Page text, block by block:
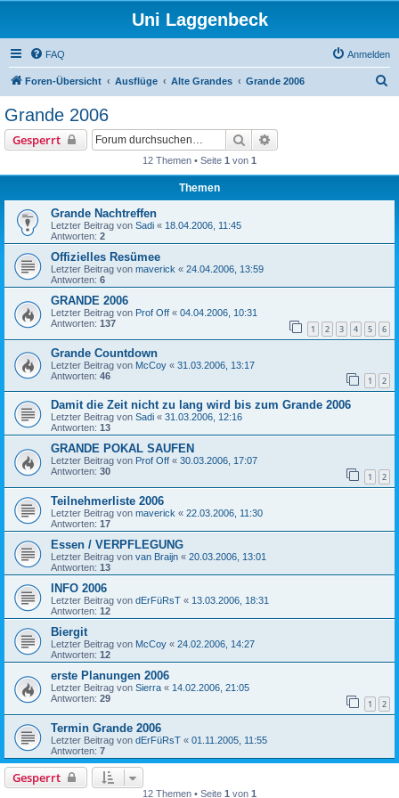
Uni Laggenbeck
FAQ Anmelden
Foren-Übersicht Ausflüge Alte Grandes Grande 2006
Grande 2006
Gesperrt Suche
12 Themen • Seite 1 von 1
Themen
Grande Nachtreffen
Letzter Beitrag von Sadi « 18.04.2006, 11:45
Antworten: 2
Offizielles Resümee
Letzter Beitrag von maverick « 24.04.2006, 13:59
Antworten: 6
GRANDE 2006
Letzter Beitrag von Prof Off « 04.04.2006, 10:31
Antworten: 137 1 2 3 4 5 6
Grande Countdown
Letzter Beitrag von McCoy « 31.03.2006, 13:17
Antworten: 46 1 2
Damit die Zeit nicht zu lang wird bis zum Grande 2006
Letzter Beitrag von Sadi « 31.03.2006, 12:16
Antworten: 13
GRANDE POKAL SAUFEN
Letzter Beitrag von Prof Off « 30.03.2006, 17:07
Antworten: 30 1 2
Teilnehmerliste 2006
Letzter Beitrag von maverick « 22.03.2006, 11:30
Antworten: 17
Essen / VERPFLEGUNG
Letzter Beitrag von van Braijn « 20.03.2006, 13:01
Antworten: 13
INFO 2006
Letzter Beitrag von dErFüRsT « 13.03.2006, 18:31
Antworten: 12
Biergit
Letzter Beitrag von McCoy « 24.02.2006, 14:27
Antworten: 12
erste Planungen 2006
Letzter Beitrag von Sierra « 14.02.2006, 21:05
Antworten: 29 1 2
Termin Grande 2006
Letzter Beitrag von dErFüRsT « 01.11.2005, 11:55
Antworten: 7
Gesperrt
12 Themen • Seite 1 von 1